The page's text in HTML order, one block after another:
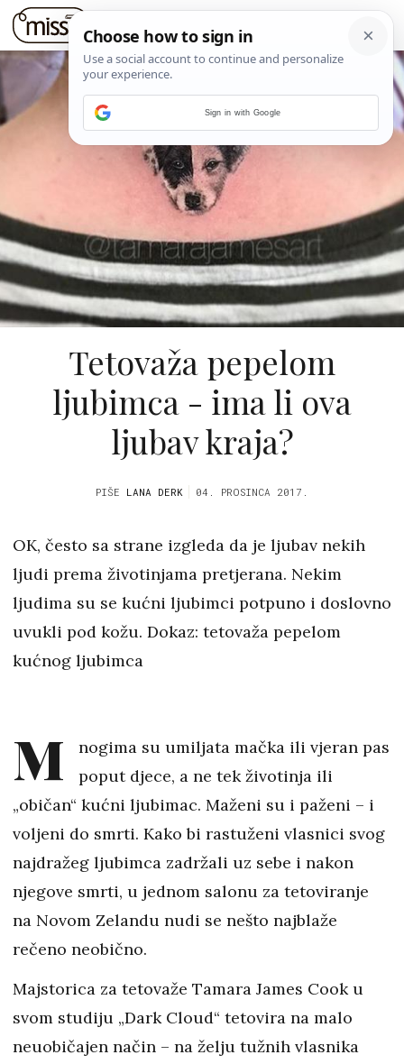
Tetovaža pepelom
ljubimca - ima li ova
ljubav kraja?
PIŠE LANA DERK 04. PROSINCA 2017.
OK, često sa strane izgleda da je ljubav nekih
ljudi prema životinjama pretjerana. Nekim
ljudima su se kućni ljubimci potpuno i doslovno
uvukli pod kožu. Dokaz: tetovaža pepelom
kućnog ljubimca
M
nogima su umiljata mačka ili vjeran pas
poput djece, a ne tek životinja ili
„običan“ kućni ljubimac. Maženi su i paženi – i
voljeni do smrti. Kako bi rastuženi vlasnici svog
najdražeg ljubimca zadržali uz sebe i nakon
njegove smrti, u jednom salonu za tetoviranje
na Novom Zelandu nudi se nešto najblaže
rečeno neobično.
Majstorica za tetovaže Tamara James Cook u
svom studiju „Dark Cloud“ tetovira na malo
neuobičajen način – na želju tužnih vlasnika
Sign in with Google